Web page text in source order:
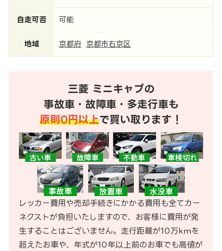
自走可否 可能
地域 京都府 京都市右京区
三菱 ミニキャブの
事故車・故障車・多走行車も
原則0円以上で買い取ります！
レッカー費用や売却手続きにかかる費用も全てカー
ネクストが負担いたしますので、お客様に費用が発
生することはございません。走行距離が10万kmを
超えたお車や、年式が10年以上前のお車でも高値が